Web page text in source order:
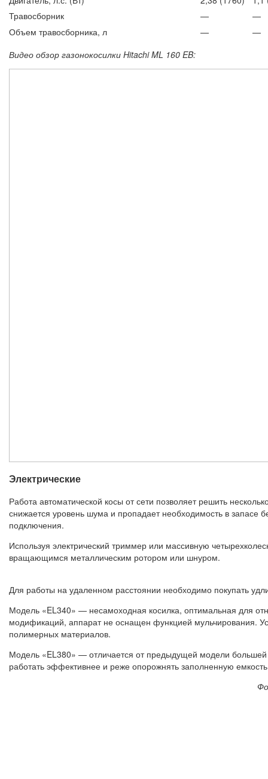
Травосборник
—
—
Объем травосборника, л
—
—
Видео обзор газонокосилки Hitachi ML 160 EB:
Электрические
Работа автоматической косы от сети позволяет решить
снижается уровень шума и пропадает необходимость в запасе
подключения.
Используя электрический триммер или массивную
вращающимся металлическим ротором или шнуром.
Для работы на удаленном расстоянии необходимо покупать
Модель «EL340» — несамоходная косилка, оптимальная для
модификаций, аппарат не оснащен функцией мульчирования.
полимерных материалов.
Модель «EL380» — отличается от предыдущей модели
работать эффективнее и реже опорожнять заполненную